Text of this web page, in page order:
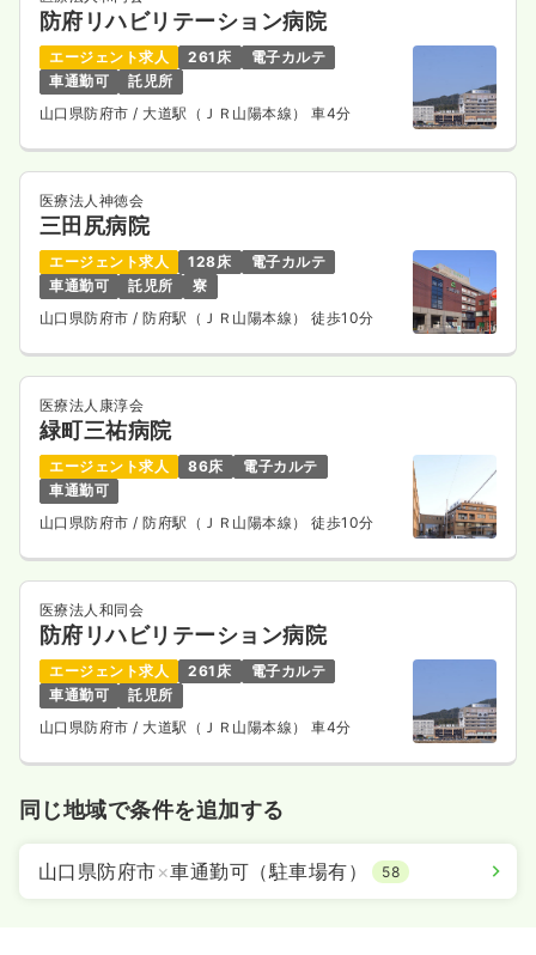
防府リハビリテーション病院
エージェント求人 261床
電子カルテ
車通勤可
託児所
山口県防府市 / 大道駅（ＪＲ山陽本線） 車4分
医療法人神徳会
三田尻病院
エージェント求人 128床
電子カルテ
車通勤可
託児所
寮
山口県防府市 / 防府駅（ＪＲ山陽本線） 徒歩10分
医療法人康淳会
緑町三祐病院
エージェント求人 86床
電子カルテ
車通勤可
山口県防府市 / 防府駅（ＪＲ山陽本線） 徒歩10分
医療法人和同会
防府リハビリテーション病院
エージェント求人 261床
電子カルテ
車通勤可
託児所
山口県防府市 / 大道駅（ＪＲ山陽本線） 車4分
同じ地域で条件を追加する
山口県防府市×車通勤可（駐車場有） 58